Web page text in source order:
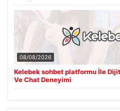
08/08/2026
Kelebek sohbet platformu İle
Ve Chat Deneyimi